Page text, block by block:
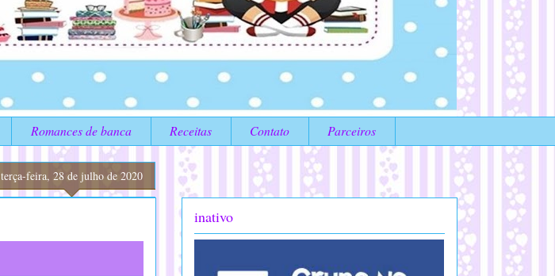
Romances de banca Receitas Contato Parceiros
terça-feira, 28 de julho de 2020
inativo